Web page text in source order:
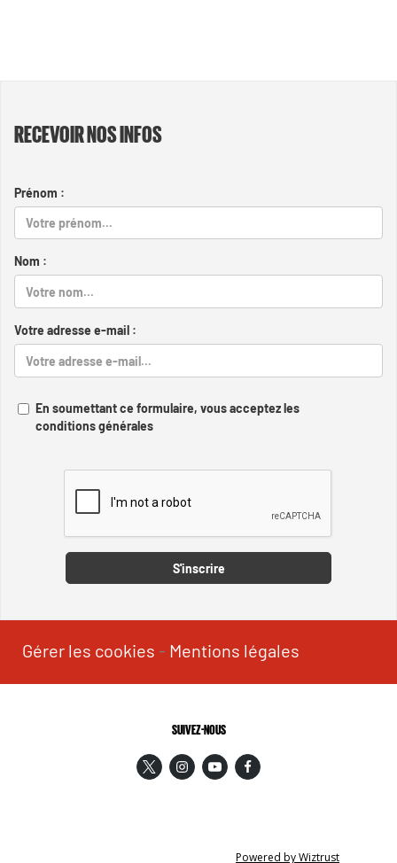
RECEVOIR NOS INFOS
Prénom :
Nom :
Votre adresse e-mail :
En soumettant ce formulaire, vous acceptez les
conditions générales
S'inscrire
Gérer les cookies - Mentions légales
SUIVEZ-NOUS
Powered by Wiztrust